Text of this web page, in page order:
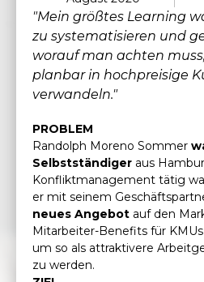
"Mein größtes Learning
zu systematisieren und
worauf man achten
planbar in hochpreisige
verwandeln."
PROBLEM
Randolph Moreno Sommer
Selbstständiger aus
Konfliktmanagement tätig
er mit seinem
neues Angebot auf den
Mitarbeiter-Benefits für
um so als attraktivere
zu werden.